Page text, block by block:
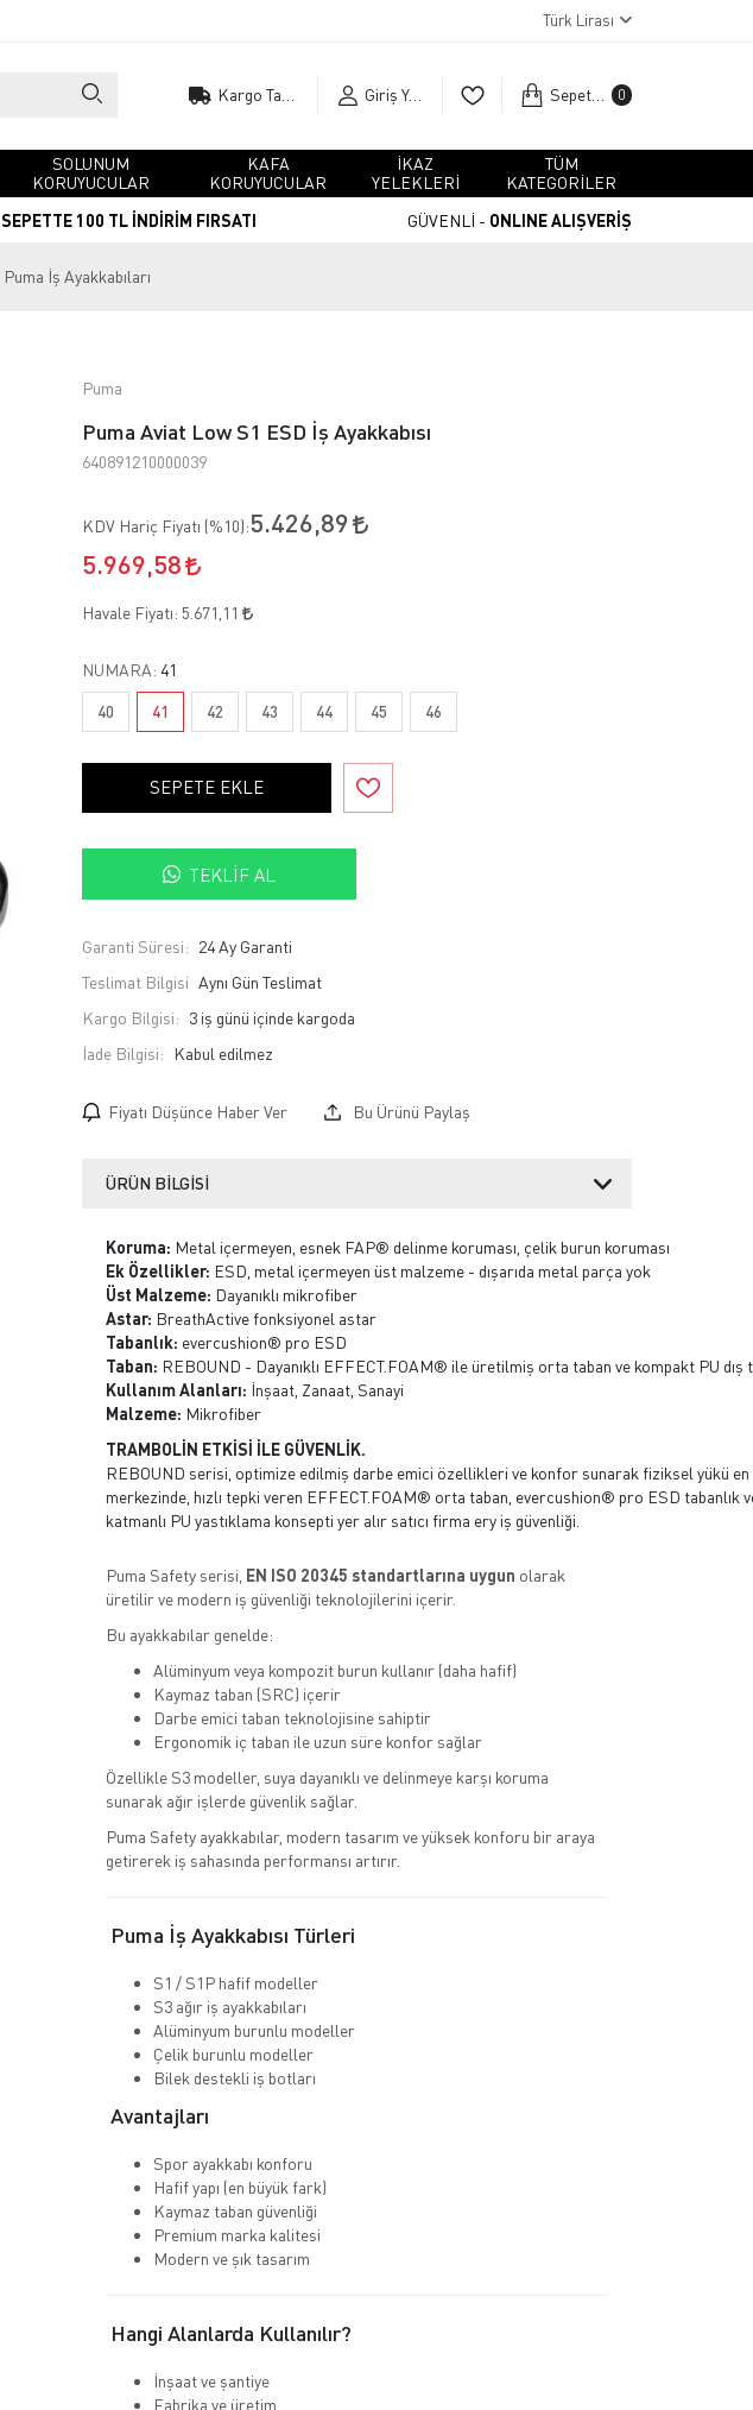
Türk Lirası
Giriş Yap Sepetim 0
SOLUNUM
KORUYUCULAR
KAFA
KORUYUCULAR
İKAZ
YELEKLERİ
TÜM
KATEGORİLER
SEPETTE 100 TL İNDİRİM FIRSATI GÜVENLİ - ONLINE ALIŞVERİŞ
Puma İş Ayakkabıları
Puma
Puma Aviat Low S1 ESD İş Ayakkabısı
640891210000039
KDV Hariç Fiyatı (%10):5.426,89
5.969,58
Havale Fiyatı: 5.671,11
NUMARA: 41
40 41 42 43 44 45 46
SEPETE EKLE
TEKLIF AL
Garanti Süresi: 24 Ay Garanti
Teslimat Bilgisi Aynı Gün Teslimat
Kargo Bilgisi: 3 iş günü içinde kargoda
İade Bilgisi:
Fiyatı Düşünce Haber Ver Bu Ürünü Paylaş
ÜRÜN BILGISI
Koruma: Metal içermeyen, esnek FAP® delinme koruması, çelik burun koruması
Ek Özellikler: ESD, metal içermeyen üst malzeme - dışarıda metal parça yok
Üst Malzeme: Dayanıklı mikrofiber
Astar: BreathActive fonksiyonel astar
Tabanlık: evercushion® pro ESD
Taban: REBOUND - Dayanıklı EFFECT.FOAM® ile üretilmiş orta taban ve kompakt PU dış
Kullanım Alanları: İnşaat, Zanaat, Sanayi
Malzeme: Mikrofiber
TRAMBOLİN ETKİSİ İLE GÜVENLİK.
REBOUND serisi, optimize edilmiş darbe emici özellikleri ve konfor sunarak fiziksel yükü
merkezinde, hızlı tepki veren EFFECT.FOAM® orta taban, evercushion® pro ESD tabanlık
katmanlı PU yastıklama konsepti yer alır satıcı firma ery iş güvenliği.
Puma Safety serisi, EN ISO 20345 standartlarına uygun olarak
üretilir ve modern iş güvenliği teknolojilerini içerir.
Bu ayakkabılar genelde:
Alüminyum veya kompozit burun kullanır (daha hafif)
Kaymaz taban (SRC) içerir
Darbe emici taban teknolojisine sahiptir
Ergonomik iç taban ile uzun süre konfor sağlar
Özellikle S3 modeller, suya dayanıklı ve delinmeye karşı koruma
sunarak ağır işlerde güvenlik sağlar.
Puma Safety ayakkabılar, modern tasarım ve yüksek konforu bir araya
getirerek iş sahasında performansı artırır.
Puma İş Ayakkabısı Türleri
S1 / S1P hafif modeller
S3 ağır iş ayakkabıları
Alüminyum burunlu modeller
Çelik burunlu modeller
Bilek destekli iş botları
Avantajları
Spor ayakkabı konforu
Hafif yapı (en büyük fark)
Kaymaz taban güvenliği
Premium marka kalitesi
Modern ve şık tasarım
Hangi Alanlarda Kullanılır?
İnşaat ve şantiye
Fabrika ve üretim